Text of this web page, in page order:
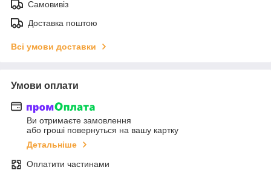
Самовивіз
Доставка поштою
Всі умови доставки
Умови оплати
Ви отримаєте замовлення
або гроші повернуться на вашу картку
Детальніше
Оплатити частинами